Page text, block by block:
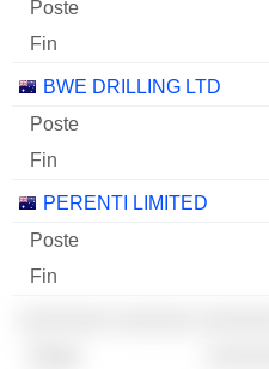
BWE DRILLING LTD
PERENTI LIMITED